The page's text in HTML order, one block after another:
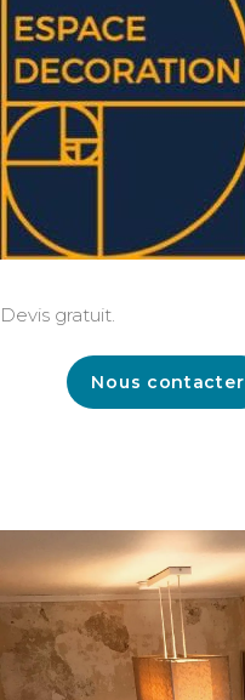
Devis gratuit.
Nous contacter